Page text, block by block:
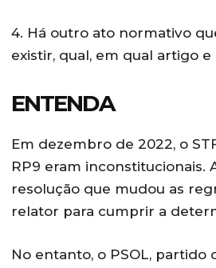
4. Há outro ato normativo
existir, qual, em qual artigo
ENTENDA
Em dezembro de 2022, o
RP9 eram inconstitucionais.
resolução que mudou as
relator para cumprir a
No entanto, o PSOL,